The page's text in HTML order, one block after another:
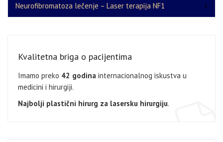
Neurofibromatoza lečenje – Laser terapija NF1
Kvalitetna briga o pacijentima
Imamo preko 42 godina internacionalnog iskustva u
medicini i hirurgiji.
Najbolji plastični hirurg za lasersku hirurgiju.